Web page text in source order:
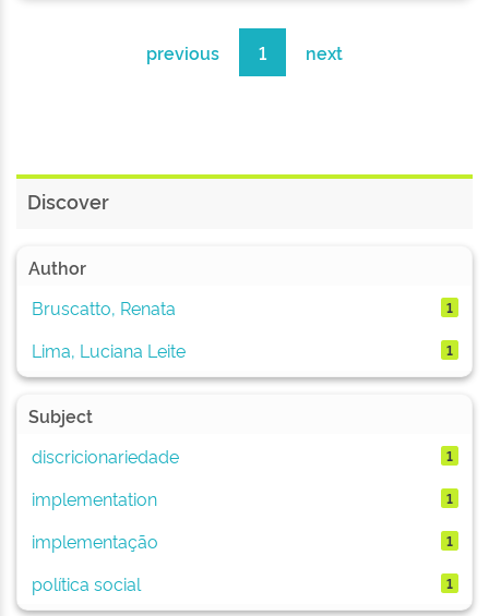
previous 1 next
Discover
Author
Bruscatto, Renata
1
Lima, Luciana Leite 1
Subject
discricionariedade
1
implementation 1
implementação 1
política social 1